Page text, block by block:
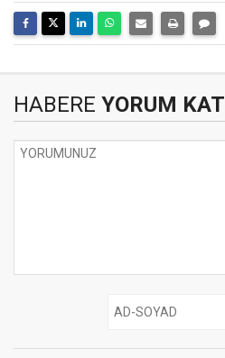
HABERE YORUM KAT